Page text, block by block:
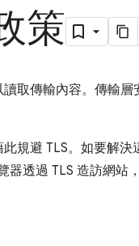
策
取傳輸內容。傳輸層
規避 TLS。如要解決
器透過 TLS 造訪網站